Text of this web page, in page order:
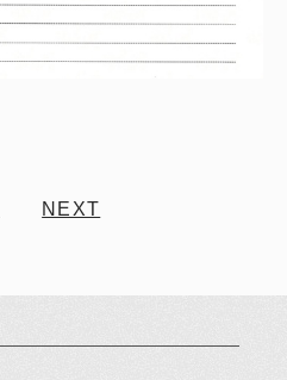
NEXT